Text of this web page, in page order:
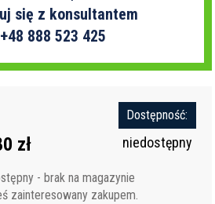
się z konsultantem
888 523 425
Dostępność:
niedostępny
zł
- brak na magazynie
zainteresowany zakupem.